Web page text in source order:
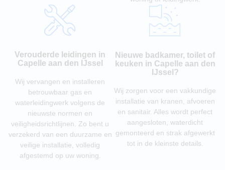
Verouderde leidingen in
Capelle aan den IJssel
Wij vervangen en installeren
betrouwbaar gas en
waterleidingwerk volgens de
nieuwste normen en
veiligheidsrichtlijnen. Zo bent u
verzekerd van een duurzame en
veilige installatie, volledig
afgestemd op uw woning.
Nieuwe badkamer, toilet of
keuken in Capelle aan den
IJssel?
Wij zorgen voor een vakkundige
installatie van kranen, afvoeren
en sanitair. Alles wordt perfect
aangesloten, waterdicht
gemonteerd en strak afgewerkt
tot in de kleinste details.